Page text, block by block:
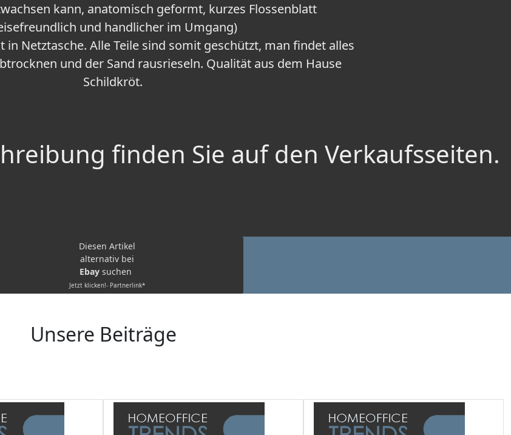
kann, anatomisch geformt, kurzes Flossenblatt
und handlicher im Umgang)
in Netztasche. Alle Teile sind somit geschützt, man findet alles
und der Sand rausrieseln. Qualität aus dem Hause
Schildkröt.
finden Sie auf den Verkaufsseiten.
Diesen Artikel
alternativ bei
Ebay suchen
Jetzt klicken!- Partnerlink*
Unsere Beiträge